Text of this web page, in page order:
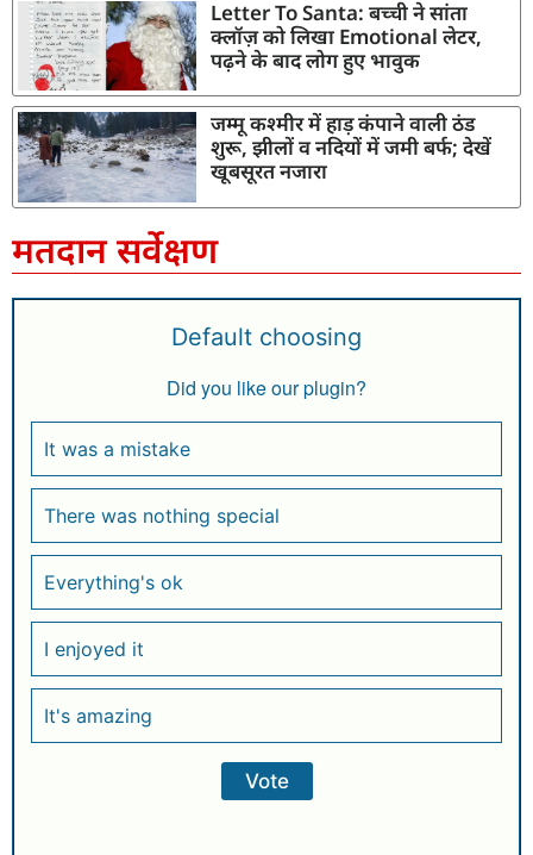
Letter To Santa: बच्ची ने सांता
क्लॉज़ को लिखा Emotional लेटर,
पढ़ने के बाद लोग हुए भावुक
जम्मू कश्मीर में हाड़ कंपाने वाली ठंड
शुरू, झीलों व नदियों में जमी बर्फ; देखें
खूबसूरत नजारा
मतदान सर्वेक्षण
Default choosing
Did you like our plugin?
It was a mistake
There was nothing special
Everything's ok
I enjoyed it
It's amazing